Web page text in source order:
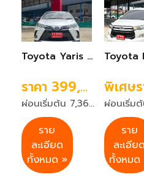
Toyota Yaris 1.2Sport Premium เกียร์ออโต้ ปี 2021 สีขาว
ราคา 399,999 บาท
ผ่อนเริ่มต้น 7,368 บาท 72 งวด
ราย
ละเอียด
ทั้งหมด »
ราย
ละเอียด
ทั้งหมด